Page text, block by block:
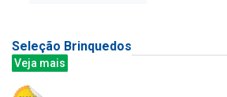
Seleção Brinquedos
Veja mais